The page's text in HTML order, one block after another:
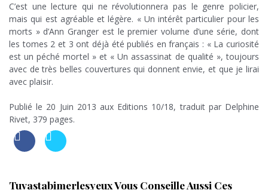
C’est une lecture qui ne révolutionnera pas le genre policier,
mais qui est agréable et légère. « Un intérêt particulier pour les
morts » d’Ann Granger est le premier volume d’une série, dont
les tomes 2 et 3 ont déjà été publiés en français : « La curiosité
est un péché mortel » et « Un assassinat de qualité », toujours
avec de très belles couvertures qui donnent envie, et que je lirai
avec plaisir.
Publié le 20 Juin 2013 aux Editions 10/18, traduit par Delphine
Rivet, 379 pages.
Tuvastabimerlesyeux Vous Conseille Aussi Ces